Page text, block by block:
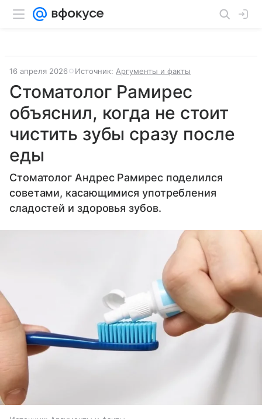
16 апреля 2026 Источник: Аргументы и факты
Стоматолог Рамирес
объяснил, когда не стоит
чистить зубы сразу после
еды
Стоматолог Андрес Рамирес поделился
советами, касающимися употребления
сладостей и здоровья зубов.